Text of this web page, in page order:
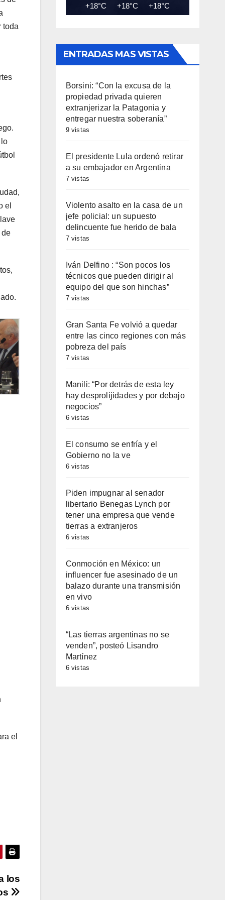
toda
el
de
el
los
+18°C +18°C +18°C
ENTRADAS MAS VISTAS
Borsini: “Con la excusa de la
propiedad privada quieren
extranjerizar la Patagonia y
entregar nuestra soberanía”
9 vistas
El presidente Lula ordenó retirar
a su embajador en Argentina
7 vistas
Violento asalto en la casa de un
jefe policial: un supuesto
delincuente fue herido de bala
7 vistas
Iván Delfino : “Son pocos los
técnicos que pueden dirigir al
equipo del que son hinchas”
7 vistas
Gran Santa Fe volvió a quedar
entre las cinco regiones con más
pobreza del país
7 vistas
Manili: “Por detrás de esta ley
hay desprolijidades y por debajo
negocios”
6 vistas
El consumo se enfría y el
Gobierno no la ve
6 vistas
Piden impugnar al senador
libertario Benegas Lynch por
tener una empresa que vende
tierras a extranjeros
6 vistas
Conmoción en México: un
influencer fue asesinado de un
balazo durante una transmisión
en vivo
6 vistas
“Las tierras argentinas no se
venden”, posteó Lisandro
Martínez
6 vistas